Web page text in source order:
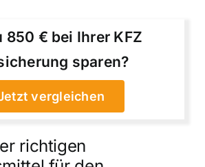
850 € bei Ihrer KFZ
sparen?
vergleichen
richtigen